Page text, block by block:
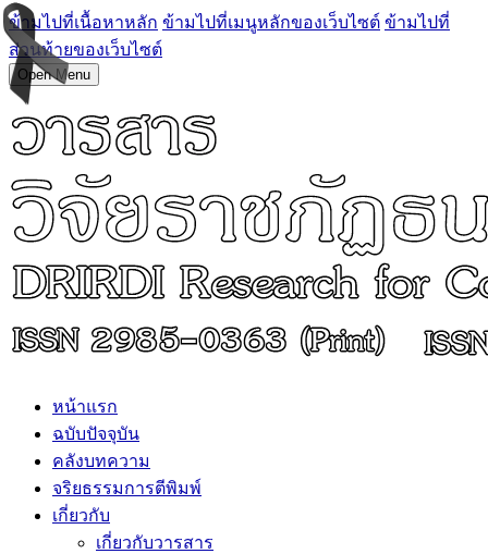
ข้ามไปที่เนื้อหาหลัก ข้ามไปที่เมนูหลักของเว็บไซต์ ข้ามไปที่
ส่วนท้ายของเว็บไซต์
Open Menu
หน้าแรก
ฉบับปัจจุบัน
คลังบทความ
จริยธรรมการตีพิมพ์
เกี่ยวกับ
เกี่ยวกับวารสาร